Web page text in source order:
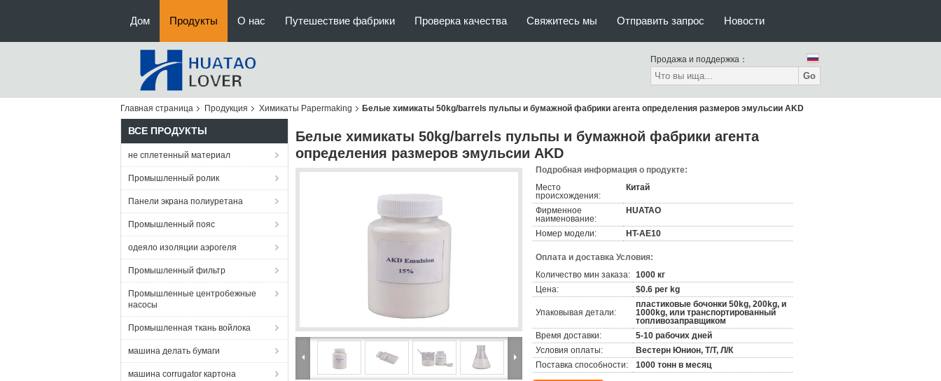
Дом Продукты О нас Путешествие фабрики Проверка качества Свяжитесь мы Отправить запрос Новости
Продажа и поддержка：
Go
Главная страница Продукция Химикаты Papermaking Белые химикаты 50kg/barrels пульпы и бумажной фабрики агента определения размеров эмульсии AKD
ВСЕ ПРОДУКТЫ
не сплетенный материал
Промышленный ролик
Панели экрана полиуретана
Промышленный пояс
одеяло изоляции аэрогеля
Промышленный фильтр
Промышленные центробежные
насосы
Промышленная ткань войлока
машина делать бумаги
машина corrugator картона
Белые химикаты 50kg/barrels пульпы и бумажной фабрики агента
определения размеров эмульсии AKD
Подробная информация о продукте:
Место
происхождения:
Китай
Фирменное
наименование:
HUATAO
Номер модели: HT-AE10
Оплата и доставка Условия:
Количество мин заказа: 1000 кг
Цена:
$0.6 per kg
Упаковывая детали:
пластиковые бочонки 50kg, 200kg, и
1000kg, или транспортированный
топливозаправщиком
Время доставки:
5-10 рабочих дней
Условия оплаты:
Вестерн Юнион, Т/Т, Л/К
Поставка способности:
1000 тонн в месяц